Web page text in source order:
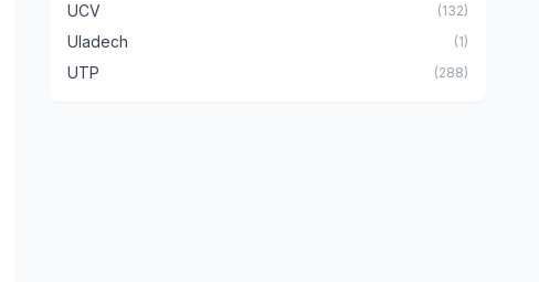
UCV (132)
Uladech (1)
UTP (288)